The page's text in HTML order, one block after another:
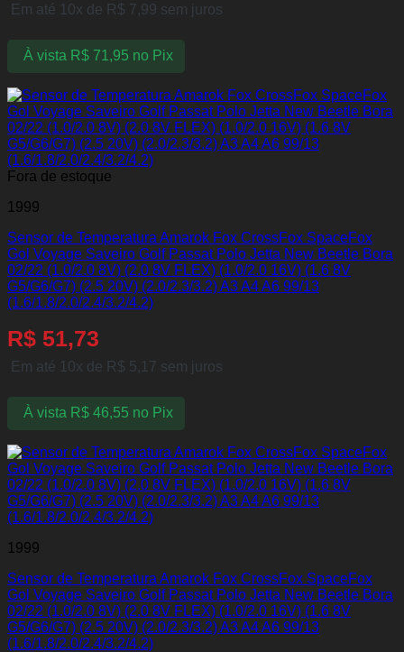
Em até 10x de R$ 7,99 sem juros
À vista R$71,95 no Pix
Fora de estoque
1999
Sensor de Temperatura Amarok Fox CrossFox SpaceFox
Gol Voyage Saveiro Golf Passat Polo Jetta New Beetle Bora
02/22 (1.0/2.0 8V) (2.0 8V FLEX) (1.0/2.0 16V) (1.6 8V
G5/G6/G7) (2.5 20V) (2.0/2.3/3.2) A3 A4 A6 99/13
(1.6/1.8/2.0/2.4/3.2/4.2)
R$ 51,73
Em até 10x de R$ 5,17 sem juros
À vista R$46,55 no Pix
1999
Sensor de Temperatura Amarok Fox CrossFox SpaceFox
Gol Voyage Saveiro Golf Passat Polo Jetta New Beetle Bora
02/22 (1.0/2.0 8V) (2.0 8V FLEX) (1.0/2.0 16V) (1.6 8V
G5/G6/G7) (2.5 20V) (2.0/2.3/3.2) A3 A4 A6 99/13
(1.6/1.8/2.0/2.4/3.2/4.2)